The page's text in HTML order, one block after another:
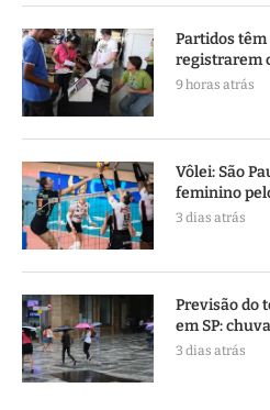
Partidos têm
registrarem
9 horas atrás
Vôlei: São
feminino
3 dias atrás
Previsão do
em SP:
3 dias atrás